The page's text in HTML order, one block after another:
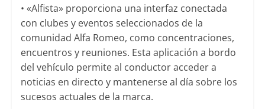
• «Alfista» proporciona una interfaz conectada
con clubes y eventos seleccionados de la
comunidad Alfa Romeo, como concentraciones,
encuentros y reuniones. Esta aplicación a bordo
del vehículo permite al conductor acceder a
noticias en directo y mantenerse al día sobre los
sucesos actuales de la marca.